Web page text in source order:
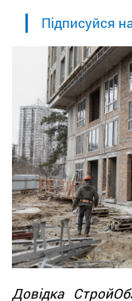
Підписуйся
Довідка